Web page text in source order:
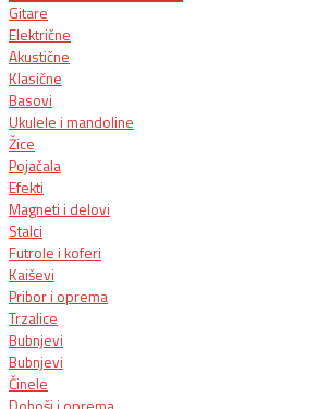
Gitare
Električne
Akustične
Klasične
Basovi
Ukulele i mandoline
Žice
Pojačala
Efekti
Magneti i delovi
Stalci
Futrole i koferi
Kaiševi
Pribor i oprema
Trzalice
Bubnjevi
Bubnjevi
Činele